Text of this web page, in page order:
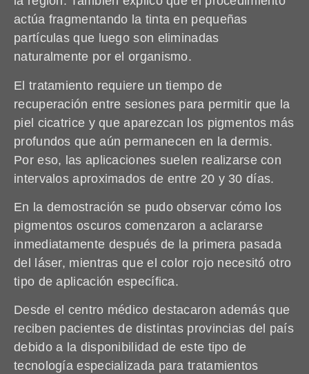
actúa fragmentando la tinta en pequeñas
partículas que luego son eliminadas
naturalmente por el organismo.
El tratamiento requiere un tiempo de
recuperación entre sesiones para permitir que la
piel cicatrice y que aparezcan los pigmentos más
profundos que aún permanecen en la dermis.
Por eso, las aplicaciones suelen realizarse con
intervalos aproximados de entre 20 y 30 días.
En la demostración se pudo observar cómo los
pigmentos oscuros comenzaron a aclararse
inmediatamente después de la primera pasada
del láser, mientras que el color rojo necesitó otro
tipo de aplicación específica.
Desde el centro médico destacaron además que
reciben pacientes de distintas provincias del país
debido a la disponibilidad de este tipo de
tecnología especializada para tratamientos